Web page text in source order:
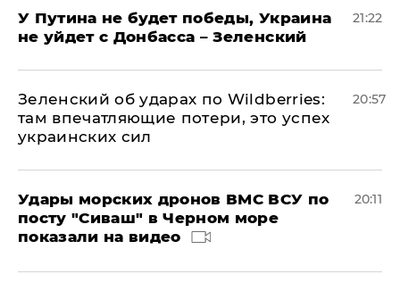
У Путина не будет победы, Украина
не уйдет с Донбасса – Зеленский
21:22
Зеленский об ударах по Wildberries:
там впечатляющие потери, это успех
украинских сил
20:57
Удары морских дронов ВМС ВСУ по
посту "Сиваш" в Черном море
показали на видео
20:11